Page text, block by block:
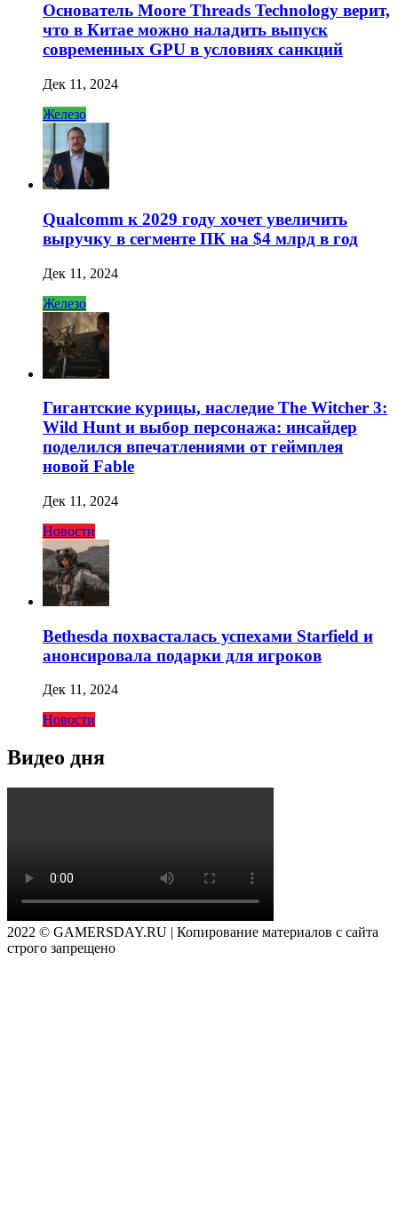
Основатель Moore Threads Technology верит,
что в Китае можно наладить выпуск
современных GPU в условиях санкций
Дек 11, 2024
Железо
Qualcomm к 2029 году хочет увеличить
выручку в сегменте ПК на $4 млрд в год
Дек 11, 2024
Железо
Гигантские курицы, наследие The Witcher 3:
Wild Hunt и выбор персонажа: инсайдер
поделился впечатлениями от геймплея
новой Fable
Дек 11, 2024
Новости
Bethesda похвасталась успехами Starfield и
анонсировала подарки для игроков
Дек 11, 2024
Новости
Видео дня
2022 © GAMERSDAY.RU | Копирование материалов с сайта
строго запрещено